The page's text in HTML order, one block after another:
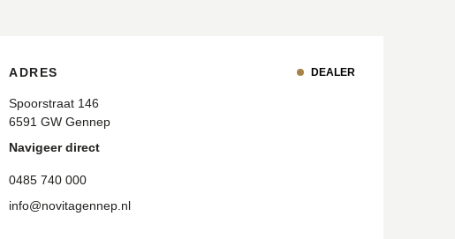
ADRES DEALER
Spoorstraat 146
6591 GW Gennep
Navigeer direct
0485 740 000
info@novitagennep.nl